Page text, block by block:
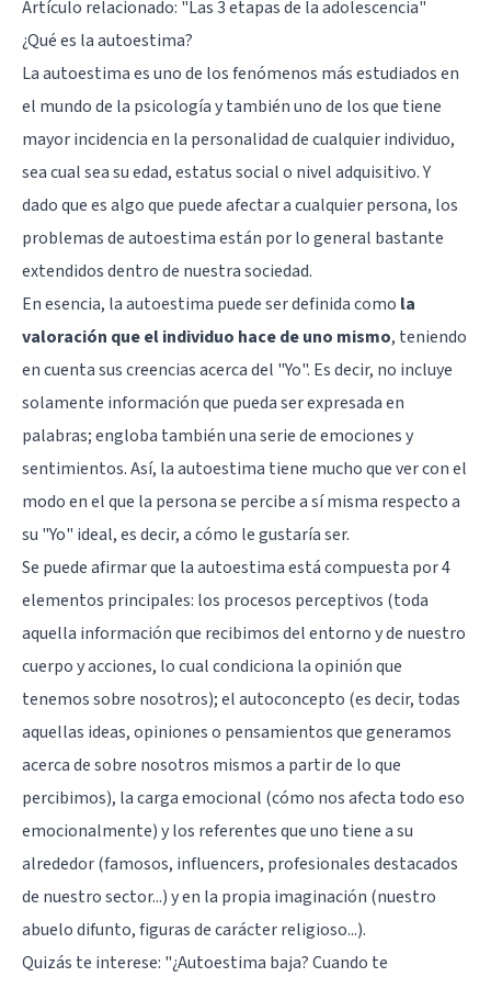
Artículo relacionado: "Las 3 etapas de la adolescencia"
¿Qué es la autoestima?
La autoestima es uno de los fenómenos más estudiados en
el mundo de la psicología y también uno de los que tiene
mayor incidencia en la personalidad de cualquier individuo,
sea cual sea su edad, estatus social o nivel adquisitivo. Y
dado que es algo que puede afectar a cualquier persona, los
problemas de autoestima están por lo general bastante
extendidos dentro de nuestra sociedad.
En esencia, la autoestima puede ser definida como la
valoración que el individuo hace de uno mismo, teniendo
en cuenta sus creencias acerca del "Yo". Es decir, no incluye
solamente información que pueda ser expresada en
palabras; engloba también una serie de emociones y
sentimientos. Así, la autoestima tiene mucho que ver con el
modo en el que la persona se percibe a sí misma respecto a
su "Yo" ideal, es decir, a cómo le gustaría ser.
Se puede afirmar que la autoestima está compuesta por 4
elementos principales: los procesos perceptivos (toda
aquella información que recibimos del entorno y de nuestro
cuerpo y acciones, lo cual condiciona la opinión que
tenemos sobre nosotros); el autoconcepto (es decir, todas
aquellas ideas, opiniones o pensamientos que generamos
acerca de sobre nosotros mismos a partir de lo que
percibimos), la carga emocional (cómo nos afecta todo eso
emocionalmente) y los referentes que uno tiene a su
alrededor (famosos, influencers, profesionales destacados
de nuestro sector...) y en la propia imaginación (nuestro
abuelo difunto, figuras de carácter religioso...).
Quizás te interese: "¿Autoestima baja? Cuando te